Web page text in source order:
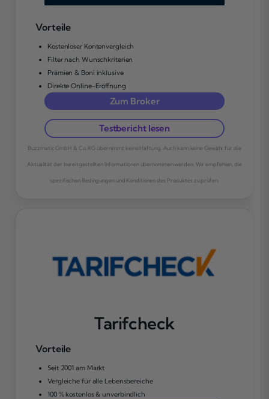
Vorteile
Kostenloser Kontenvergleich
Filter nach Wunschkriterien
Prämien & Boni inklusive
Direkte Online-Eröffnung
Zum Broker
Testbericht lesen
Buzzmatic GmbH & Co. KG übernimmt keine Haftung. Auch kann keine Gewähr für die
Aktualität der bereitgestellten Informationen übernommen werden. Wir empfehlen, die
spezifischen Bedingungen und Konditionen des Produktes zu prüfen.
Tarifcheck
Vorteile
Seit 2001 am Markt
Vergleiche für alle Lebensbereiche
100 % kostenlos & unverbindlich